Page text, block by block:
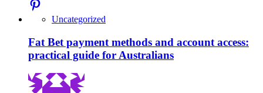
Uncategorized
Fat Bet payment methods and account access:
practical guide for Australians